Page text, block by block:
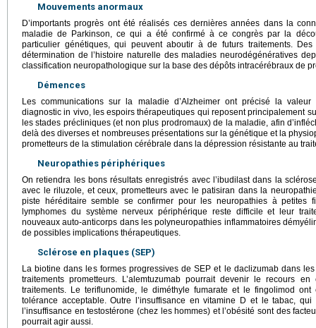
Mouvements anormaux
D’importants progrès ont été réalisés ces dernières années dans la
maladie de Parkinson, ce qui a été confirmé à ce congrès par la
particulier génétiques, qui peuvent aboutir à de futurs traitements.
détermination de l’histoire naturelle des maladies neurodégénératives
classification neuropathologique sur la base des dépôts intracérébraux de
Démences
Les communications sur la maladie d’Alzheimer ont précisé la
diagnostic in vivo, les espoirs thérapeutiques qui reposent principalement
les stades précliniques (et non plus prodromaux) de la maladie, afin
delà des diverses et nombreuses présentations sur la génétique et la
prometteurs de la stimulation cérébrale dans la dépression résistante au
Neuropathies périphériques
On retiendra les bons résultats enregistrés avec l’ibudilast dans la
avec le riluzole, et ceux, prometteurs avec le patisiran dans la
piste héréditaire semble se confirmer pour les neuropathies à petites
lymphomes du système nerveux périphérique reste difficile et leur
nouveaux auto-anticorps dans les polyneuropathies inflammatoires
de possibles implications thérapeutiques.
Sclérose en plaques (SEP)
La biotine dans les formes progressives de SEP et le daclizumab dans
traitements prometteurs. L’alemtuzumab pourrait devenir le recours
traitements. Le teriflunomide, le diméthyle fumarate et le fingolimod
tolérance acceptable. Outre l’insuffisance en vitamine D et le tabac,
l’insuffisance en testostérone (chez les hommes) et l’obésité sont des
pourrait agir aussi.